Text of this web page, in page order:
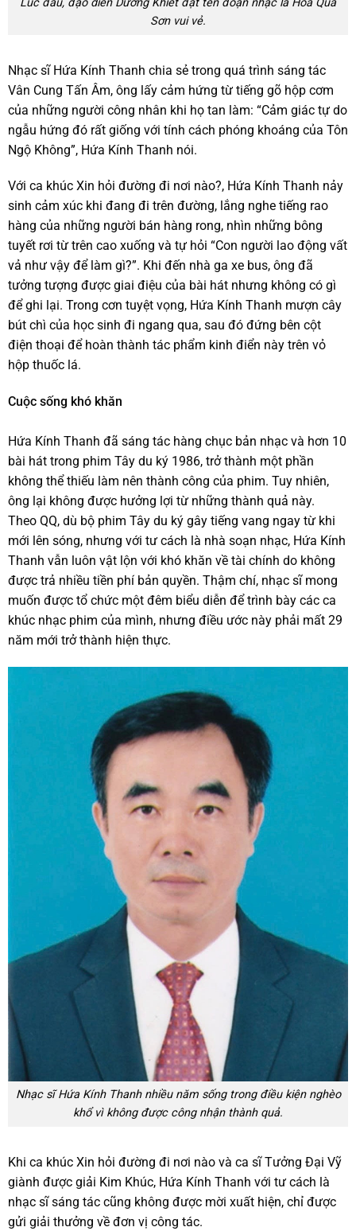
Sơn vui vẻ.
Nhạc sĩ Hứa Kính Thanh chia sẻ trong quá trình sáng tác
Vân Cung Tấn Âm, ông lấy cảm hứng từ tiếng gõ hộp cơm
của những người công nhân khi họ tan làm: “Cảm giác tự do
ngẫu hứng đó rất giống với tính cách phóng khoáng của Tôn
Ngộ Không”, Hứa Kính Thanh nói.
Với ca khúc Xin hỏi đường đi nơi nào?, Hứa Kính Thanh nảy
sinh cảm xúc khi đang đi trên đường, lắng nghe tiếng rao
hàng của những người bán hàng rong, nhìn những bông
tuyết rơi từ trên cao xuống và tự hỏi “Con người lao động vất
vả như vậy để làm gì?”. Khi đến nhà ga xe bus, ông đã
tưởng tượng được giai điệu của bài hát nhưng không có gì
để ghi lại. Trong cơn tuyệt vọng, Hứa Kính Thanh mượn cây
bút chì của học sinh đi ngang qua, sau đó đứng bên cột
điện thoại để hoàn thành tác phẩm kinh điển này trên vỏ
hộp thuốc lá.
Cuộc sống khó khăn
Hứa Kính Thanh đã sáng tác hàng chục bản nhạc và hơn 10
bài hát trong phim Tây du ký 1986, trở thành một phần
không thể thiếu làm nên thành công của phim. Tuy nhiên,
ông lại không được hưởng lợi từ những thành quả này.
Theo QQ, dù bộ phim Tây du ký gây tiếng vang ngay từ khi
mới lên sóng, nhưng với tư cách là nhà soạn nhạc, Hứa Kính
Thanh vẫn luôn vật lộn với khó khăn về tài chính do không
được trả nhiều tiền phí bản quyền. Thậm chí, nhạc sĩ mong
muốn được tổ chức một đêm biểu diễn để trình bày các ca
khúc nhạc phim của mình, nhưng điều ước này phải mất 29
năm mới trở thành hiện thực.
Nhạc sĩ Hứa Kính Thanh nhiều năm sống trong điều kiện nghèo
khổ vì không được công nhận thành quả.
Khi ca khúc Xin hỏi đường đi nơi nào và ca sĩ Tưởng Đại Vỹ
giành được giải Kim Khúc, Hứa Kính Thanh với tư cách là
nhạc sĩ sáng tác cũng không được mời xuất hiện, chỉ được
gửi giải thưởng về đơn vị công tác.